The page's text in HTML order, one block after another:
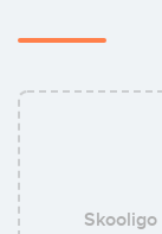
Skooligo